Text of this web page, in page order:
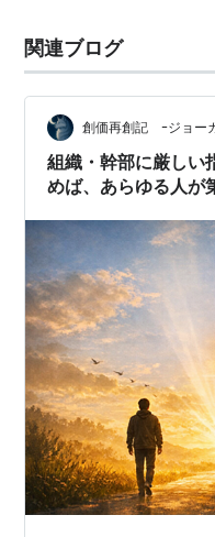
関連ブログ
創価再創記 ｰジョー
組織・幹部に厳し
めば、あらゆる人が